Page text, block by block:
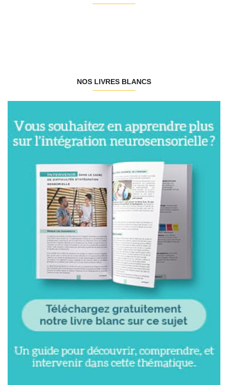
NOS LIVRES BLANCS